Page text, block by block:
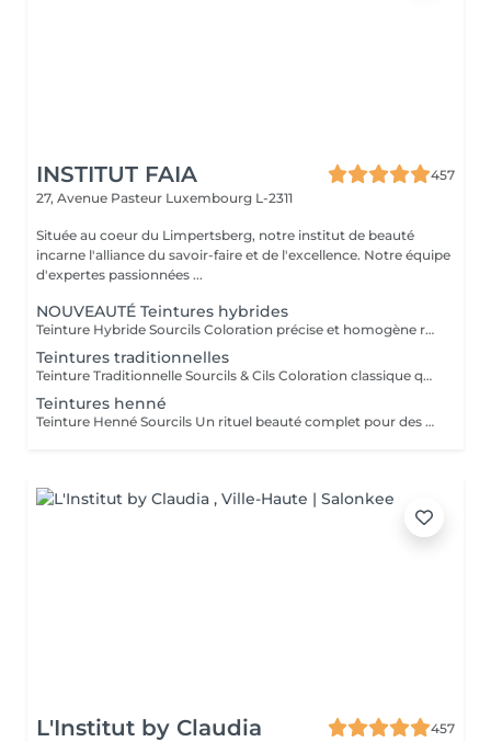
INSTITUT FAIA
457
27, Avenue Pasteur Luxembourg L-2311
Située au coeur du Limpertsberg, notre institut de beauté
incarne l'alliance du savoir-faire et de l'excellence. Notre équipe
d'expertes passionnées ...
NOUVEAUTÉ Teintures hybrides
Teinture Hybride Sourcils Coloration précise et homogène réalisée à l'airbrush qui colore à la fois la peau et le poil pour un effet maquillé longue durée. Avant la pose une restructuration complète est effectuée avec épilation au fil ou à la cire selon l'envie et le besoin de la cliente afin d'obtenir une ligne parfaitement dessinée. Tenue sur la peau jusqu'à 10 jours Tenue sur le poil jusqu'à 6 à 7 semaines Disponible en plusieurs teintes pour s'adapter à chaque carnation. Compatible avec le Browlift pour des sourcils plus denses, structurés et naturellement sublimés.
Teintures traditionnelles
Teinture Traditionnelle Sourcils & Cils Coloration classique qui intensifie la couleur naturelle des poils pour un regard plus profond et structuré. Tenue sur la peau 1 à 2 jours Tenue sur le poil jusqu'à 4 semaines Disponible en plusieurs teintes pour s'adapter à chaque carnation et couleur de poils. Compatible avec le Brow Lift et le Rehaussement de Cils pour un résultat harmonieux et durable. Il est également possible d'ajouter un soin à la kératine qui nourrit et hydrate en profondeur le poil du sourcil et du cil pour un fini plus doux, brillant et renforcé.
Teintures henné
Teinture Henné Sourcils Un rituel beauté complet pour des sourcils parfaitement dessinés et naturellement sublimés. La teinture au henné colore à la fois la peau et le poil offrant un effet maquillé et structuré sans maquillage. Avant la pose une restructuration sur mesure est réalisée, prise précise des points de mesure puis épilation au fil ou à la cire pour redéfinir harmonieusement la ligne du sourcil. Tenue sur la peau jusqu'à 10 jours Tenue sur le poil jusqu'à 5 semaines Disponible en plusieurs teintes adaptées à chaque carnation. Le résultat, des sourcils nets, équilibrés et intensément mis en valeur avec un rendu naturel et soigné.
L'Institut by Claudia
457